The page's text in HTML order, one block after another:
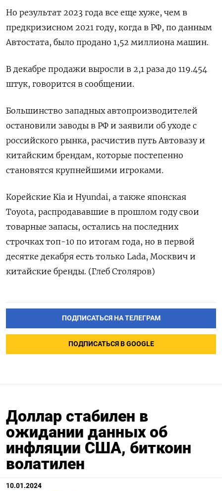
Но результат 2023 года все еще хуже, чем в
предкризисном 2021 году, когда в РФ, по данным
Автостата, было продано 1,52 миллиона машин.
В декабре продажи выросли в 2,1 раза до 119.454
штук, говорится в сообщении.
Большинство западных автопроизводителей
остановили заводы в РФ и заявили об уходе с
российского рынка, расчистив путь Автовазу и
китайским брендам, которые постепенно
становятся крупнейшими игроками.
Корейские Kia и Hyundai, а также японская
Toyota, распродававшие в прошлом году свои
товарные запасы, остались на последних
строчках топ-10 по итогам года, но в первой
десятке декабря есть только Lada, Москвич и
китайские бренды. (Глеб Столяров)
ПОДПИСАТЬСЯ НА ТЕЛЕГРАМ
ПОДПИСАТЬСЯ В GOOGLE
Доллар стабилен в
ожидании данных об
инфляции США, биткоин
волатилен
10.01.2024